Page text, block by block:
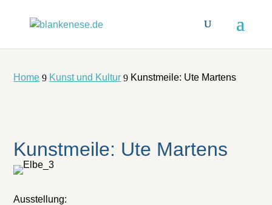
Home 9 Kunst und Kultur 9 Kunstmeile: Ute Martens
Kunstmeile: Ute Martens
Ausstellung: